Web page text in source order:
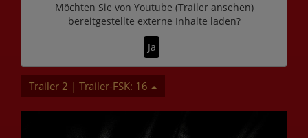
Möchten Sie von Youtube (Trailer ansehen)
bereitgestellte externe Inhalte laden?
Ja
Trailer 2 | Trailer-FSK: 16